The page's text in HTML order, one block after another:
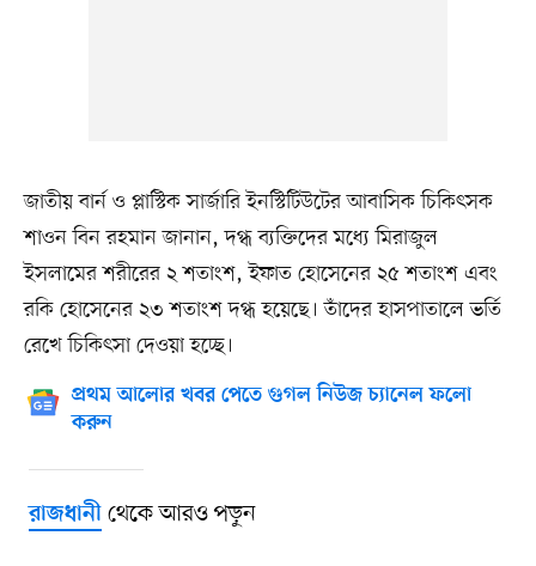
জাতীয় বার্ন ও প্লাস্টিক সার্জারি ইনস্টিটিউটের আবাসিক চিকিৎসক
শাওন বিন রহমান জানান, দগ্ধ ব্যক্তিদের মধ্যে মিরাজুল
ইসলামের শরীরের ২ শতাংশ, ইফাত হোসেনের ২৫ শতাংশ এবং
রকি হোসেনের ২৩ শতাংশ দগ্ধ হয়েছে। তাঁদের হাসপাতালে ভর্তি
রেখে চিকিৎসা দেওয়া হচ্ছে।
প্রথম আলোর খবর পেতে গুগল নিউজ চ্যানেল ফলো
করুন
রাজধানীথেকে আরও পড়ুন